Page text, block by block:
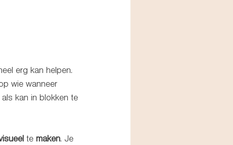
erg kan helpen.
wie wanneer
kan in blokken te
te maken. Je